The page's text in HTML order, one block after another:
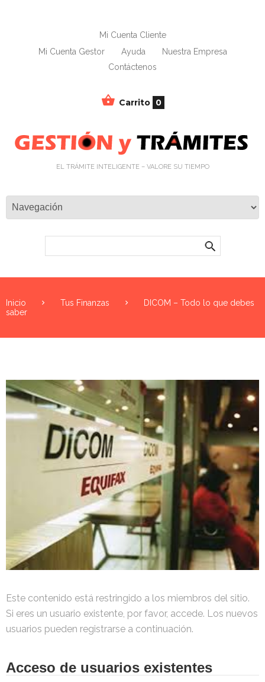
Mi Cuenta Cliente
Mi Cuenta Gestor
Ayuda
Nuestra Empresa
Contáctenos
Carrito 0
EL TRÁMITE INTELIGENTE – VALORE SU TIEMPO
Inicio Tus Finanzas
DICOM – Todo lo que debes
saber
Este contenido está restringido a los miembros del sitio.
Si eres un usuario existente, por favor, accede. Los nuevos
usuarios pueden registrarse a continuación.
Acceso de usuarios existentes